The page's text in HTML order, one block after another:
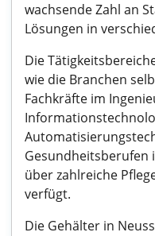
wachsende Zahl an
Lösungen in
Die
wie die Branchen
Fachkräfte im
Gesundheitsberufen
über zahlreiche
verfügt.
Die Gehälter in